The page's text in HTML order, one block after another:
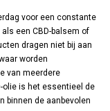
voor een constante
een CBD-balsem of
dragen niet bij aan
worden
van meerdere
olie is het essentieel de
binnen de aanbevolen